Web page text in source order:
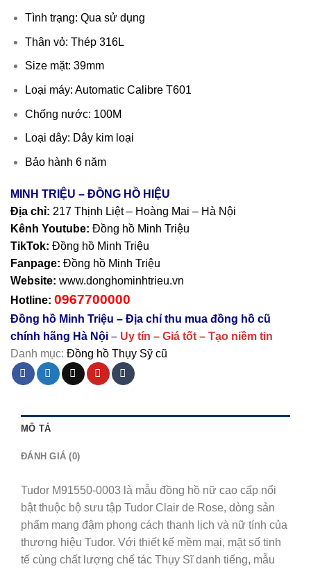
Tình trạng: Qua sử dụng
Thân vỏ: Thép 316L
Size mặt: 39mm
Loại máy: Automatic Calibre T601
Chống nước: 100M
Loại dây: Dây kim loại
Bảo hành 6 năm
MINH TRIỆU – ĐỒNG HỒ HIỆU
Địa chỉ: 217 Thịnh Liệt – Hoàng Mai – Hà Nội
Kênh Youtube: Đồng hồ Minh Triệu
TikTok: Đồng hồ Minh Triệu
Fanpage: Đồng hồ Minh Triệu
Website: www.donghominhtrieu.vn
Hotline: 0967700000
Đồng hồ Minh Triệu – Địa chỉ thu mua đồng hồ cũ
chính hãng Hà Nội – Uy tín – Giá tốt – Tạo niềm tin
Danh mục: Đồng hồ Thụy Sỹ cũ
MÔ TẢ
ĐÁNH GIÁ (0)
Tudor M91550-0003 là mẫu đồng hồ nữ cao cấp nổi
bật thuộc bộ sưu tập Tudor Clair de Rose, dòng sản
phẩm mang đậm phong cách thanh lịch và nữ tính của
thương hiệu Tudor. Với thiết kế mềm mại, mặt số tinh
tế cùng chất lượng chế tác Thụy Sĩ danh tiếng, mẫu